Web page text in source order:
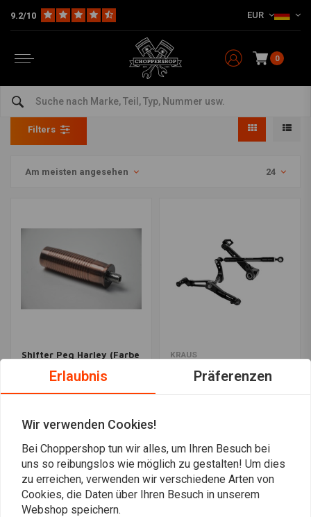
9.2/10 EUR
0
Fußrastenanlage
Home HD Forward Controls & Fussrastenanlagen
Filters
Am meisten angesehen 24
Shifter Peg Harley (Farbe
KRAUS
Fußsteuerung
Am meisten angesehen 24
Erlaubnis Präferenzen
Wir verwenden Cookies!
Bei Choppershop tun wir alles, um Ihren Besuch bei
uns so reibungslos wie möglich zu gestalten! Um dies
zu erreichen, verwenden wir verschiedene Arten von
Cookies, die Daten über Ihren Besuch in unserem
Webshop speichern.